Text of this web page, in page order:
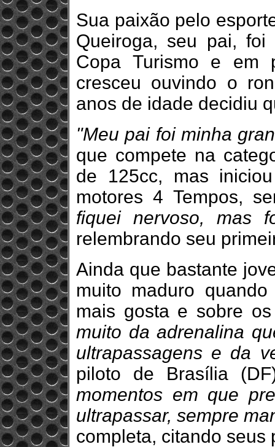
Sua paixão pelo
Queiroga, seu pai,
Copa Turismo e em
cresceu ouvindo o
anos de idade decidiu
"Meu pai foi minha
que compete na
de 125cc, mas
motores 4 Tempos,
fiquei nervoso, mas
relembrando seu
Ainda que bastante
muito maduro
mais gosta e sobre
muito da adrenalina
ultrapassagens e da
piloto de Brasília
momentos em que
ultrapassar, sempre
completa, citando seus